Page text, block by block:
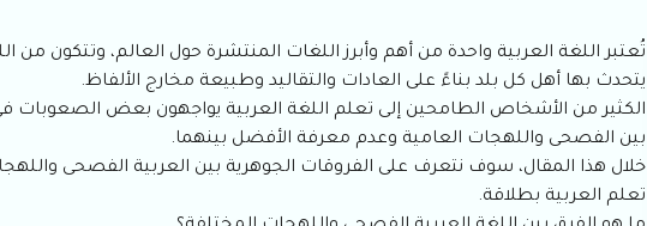
تُعتبر اللغة العربية واحدة من أهم وأبرز اللغات المنتشرة حول العالم، وتتكون من
يتحدث بها أهل كل بلد بناءً على العادات والتقاليد وطبيعة مخارج الألفاظ.
الكثير من الأشخاص الطامحين إلى تعلم اللغة العربية يواجهون بعض الصعوبات في
بين الفصحى واللهجات العامية وعدم معرفة الأفضل بينهما.
خلال هذا المقال، سوف نتعرف على الفروقات الجوهرية بين العربية الفصحى
تعلم العربية بطلاقة.